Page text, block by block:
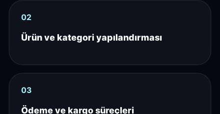
02
Ürün ve kategori yapılandırması
03
Ödeme ve kargo süreçleri